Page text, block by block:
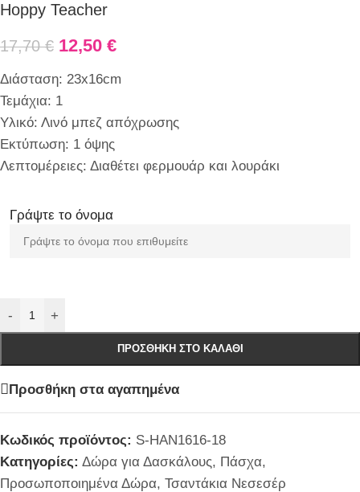
Hoppy Teacher
17,70€ 12,50 €
Διάσταση: 23x16cm
Τεμάχια: 1
Υλικό: Λινό μπεζ απόχρωσης
Εκτύπωση: 1 όψης
Λεπτομέρειες: Διαθέτει φερμουάρ και λουράκι
Γράψτε το όνομα
- +
ΠΡΟΣΘΉΚΗ ΣΤΟ ΚΑΛΆΘΙ
Προσθήκη στα αγαπημένα
Κωδικός προϊόντος: S-HAN1616-18
Κατηγορίες: Δώρα για Δασκάλους, Πάσχα,
Προσωποποιημένα Δώρα, Τσαντάκια Νεσεσέρ